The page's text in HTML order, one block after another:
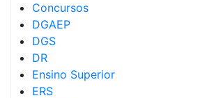
Concursos
DGAEP
DGS
DR
Ensino Superior
ERS